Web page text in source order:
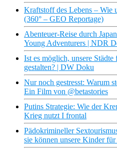
Kraftstoff des Lebens – Wie
(360° – GEO Reportage)
Abenteuer-Reise durch
Young Adventurers | NDR
Ist es möglich, unsere Städte
gestalten? | DW Doku
Nur noch gestresst: Warum
Ein Film von @betastories
Putins Strategie: Wie der
Krieg nutzt I frontal
Pädokrimineller
sie können unsere Kinder